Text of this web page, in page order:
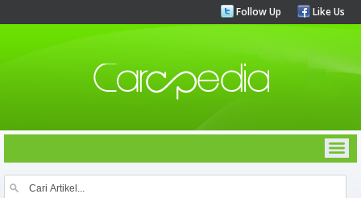
Follow Up Like Us